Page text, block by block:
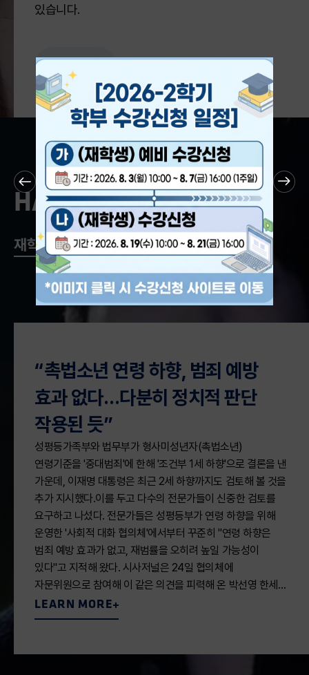
있습니다.
바로가기
HANSEIPeople
재학생 졸업생교직원
한세대학교 관광경영학과, 제99차
한국관광학회
충북국제학술대회에서 최우수상
수상
한세대학교 관광경영학과,제99차 한국관광학회
충북국제학술대회에서 최우수상 수상‘장창진, 임율리, 장지원
대학생 아이디어공모전 부문에서’한세대학교(총장 백인자)는
제99차 한국관광학회 충북국제학술대회에서 한세대학교
관광경영학과 소속 학생들이 대학생 아이디어공모전
부문에서 ‘최우수상’을 수상했다고 23일
밝혔다. 한국관광학회 관광자원개발분과학회와 충북문화재…
LEARN MORE
힙한 분위기 예배당… 하나님과
멀리 떨어진 이들 마음 ‘노크’
[4050 신목회열전] <125> 박찬열 노크교회 목사박찬열
노크교회 목사가 지난 7일 서울 영등포구의 교회 1층 크루
모임 공간에서 미소짓고 있다. 신석현 포토그래퍼서울
영등포구 노크교회(박찬열 목사)는 외관부터 범상치 않다.
방문객을 가장 먼저 만나는 1층은 공간 전면이 통창으로
꾸며졌다. 노출형 천장과 간접 조명등, 영어로 ‘웰컴 홈(집에
온 걸 환영합니다)’이라고 적힌 포스터가 곳곳에 붙여진 내부
역시 예배당보단 카페나 공유 오피스 같은 인상을 준다.
다음세대 예배 공간인 2층 역시 1층처럼 단장해 힙(hip·최신
유행에 밝은)한 분위기를 물씬 풍긴다.네온사인으로 꾸며진 …
LEARN MORE
“촉법소년 연령 하향, 범죄 예방
효과 없다…다분히 정치적 판단
작용된 듯”
성평등가족부와 법무부가 형사미성년자(촉법소년)
연령기준을 '중대범죄'에 한해 '조건부 1세 하향'으로 결론을 낸
가운데, 이재명 대통령은 최근 2세 하향까지도 검토해 볼 것을
추가 지시했다.이를 두고 다수의 전문가들이 신중한 검토를
요구하고 나섰다. 전문가들은 성평등부가 연령 하향을 위해
운영한 '사회적 대화 협의체'에서부터 꾸준히 "연령 하향은
범죄 예방 효과가 없고, 재범률을 오히려 높일 가능성이
있다"고 지적해 왔다. 시사저널은 24일 협의체에
자문위원으로 참여해 이 같은 의견을 피력해 온 박선영 한세…
LEARN MORE